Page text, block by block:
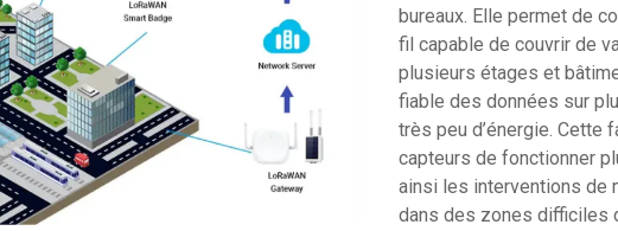
bureaux. Elle permet de
fil capable de couvrir de
plusieurs étages et
fiable des données sur
très peu d’énergie. Cette
capteurs de fonctionner
ainsi les interventions de
dans des zones difficiles